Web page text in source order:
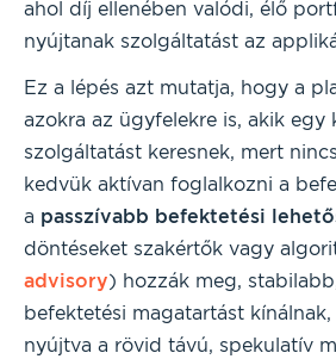
ahol díj ellenében valódi, élő
nyújtanak szolgáltatást az
Ez a lépés azt mutatja, hogy a
azokra az ügyfelekre is, akik egy
szolgáltatást keresnek, mert
kedvük aktívan foglalkozni a
a passzívabb befektetési
döntéseket szakértők vagy
advisory) hozzák meg,
befektetési magatartást
nyújtva a rövid távú, spekulatív